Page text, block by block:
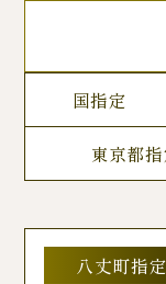
国指定
東京都
八丈町指定